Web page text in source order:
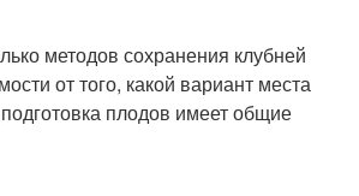
методов сохранения клубней
от того, какой вариант места
плодов имеет общие